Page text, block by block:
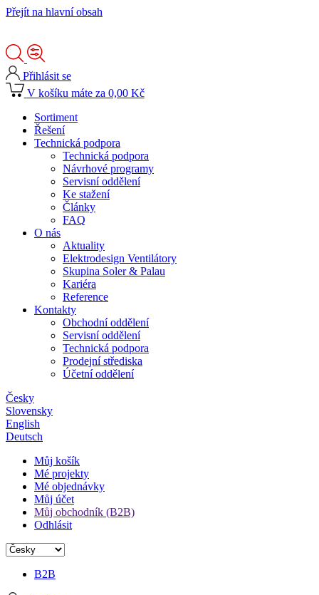
Přejít na hlavní obsah
Přihlásit se
V košíku máte za 0,00 Kč
Sortiment
Řešení
Technická podpora
Technická podpora
Návrhové programy
Servisní oddělení
Ke stažení
Články
FAQ
O nás
Aktuality
Elektrodesign Ventilátory
Skupina Soler & Palau
Kariéra
Reference
Kontakty
Obchodní oddělení
Servisní oddělení
Technická podpora
Prodejní střediska
Účetní oddělení
Česky
Slovensky
English
Deutsch
Můj košík
Mé projekty
Mé objednávky
Můj účet
Můj obchodník (B2B)
Odhlásit
B2B